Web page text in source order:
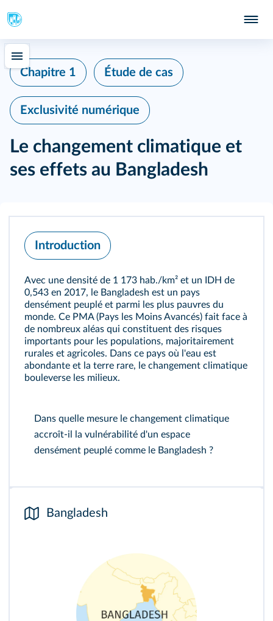
Chapitre 1 Étude de cas
Exclusivité numérique
Le changement climatique et
ses effets au Bangladesh
Introduction
Avec une densité de 1 173 hab./km² et un IDH de
0,543 en 2017, le Bangladesh est un pays
densément peuplé et parmi les plus pauvres du
monde. Ce PMA (Pays les Moins Avancés) fait face à
de nombreux aléas qui constituent des risques
importants pour les populations, majoritairement
rurales et agricoles. Dans ce pays où l'eau est
abondante et la terre rare, le changement climatique
bouleverse les milieux.
Dans quelle mesure le changement climatique
accroît-il la vulnérabilité d'un espace
densément peuplé comme le Bangladesh ?
Bangladesh